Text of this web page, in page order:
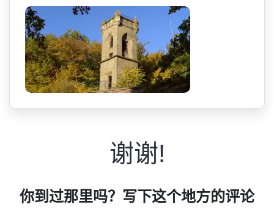
谢谢!
你到过那里吗？写下这个地方的评论